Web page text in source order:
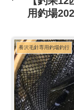
用釣場
養沢毛針専用釣場釣行